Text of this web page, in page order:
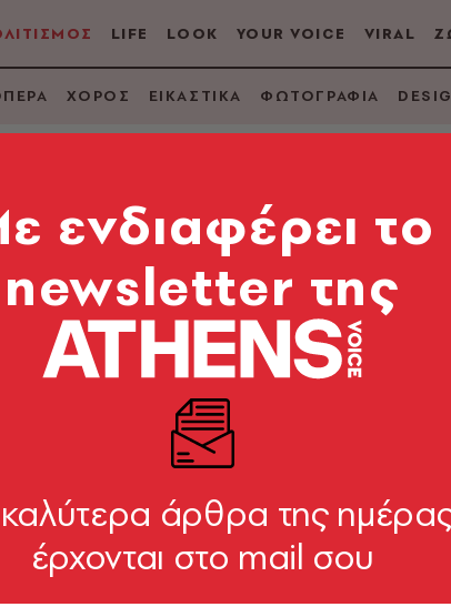
LIFE LOOK YOUR VOICE VIRAL
ΧΟΡΟΣ ΕΙΚΑΣΤΙΚΑ ΦΩΤΟΓΡΑΦΙΑ
επιστροφή
και όσα πρέπει να ξέρετε για τη
ενδιαφέρει το
newsletter της
άρθρα της
έρχονται στο mail σου